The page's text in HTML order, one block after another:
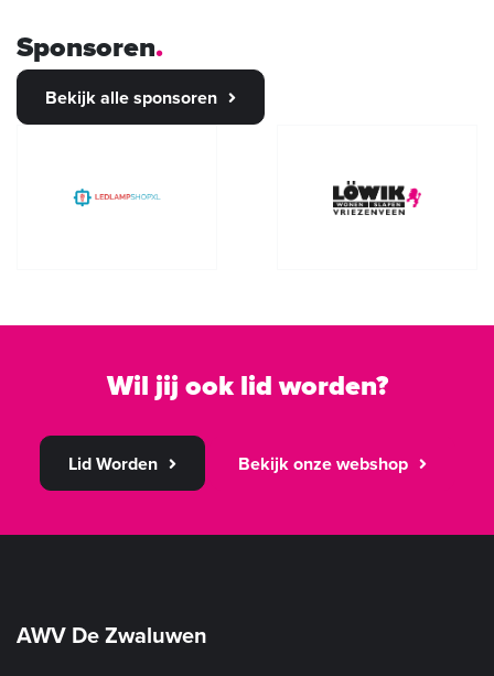
Sponsoren
Bekijk alle sponsoren
Wil jij ook lid worden?
Lid Worden Bekijk onze webshop
AWV De Zwaluwen